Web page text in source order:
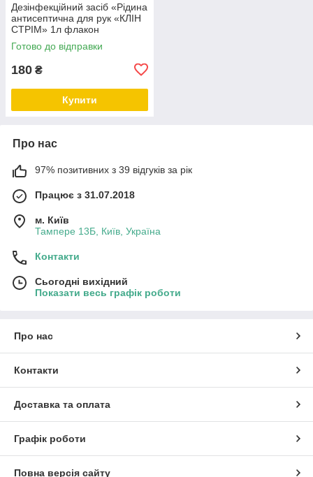
Дезінфекційний засіб «Рідина
антисептична для рук «КЛІН
СТРІМ» 1л флакон
прямокутний з дозатором
Готово до відправки
180 ₴
Купити
Про нас
97% позитивних з 39 відгуків за рік
Працює з 31.07.2018
м. Київ
Тампере 13Б, Київ, Україна
Контакти
Сьогодні вихідний
Показати весь графік роботи
Про нас
Контакти
Доставка та оплата
Графік роботи
Повна версія сайту